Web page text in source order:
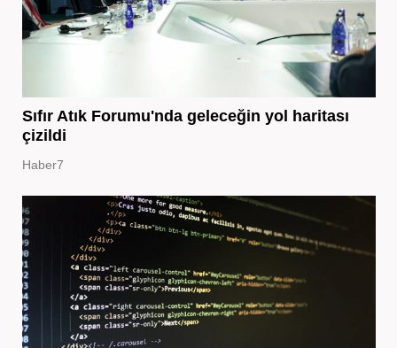
Sıfır Atık Forumu'nda geleceğin yol haritası
çizildi
Haber7